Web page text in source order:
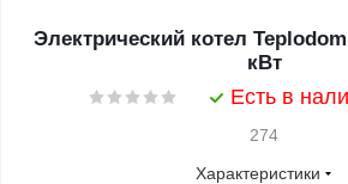
Электрический котел
кВт
Есть в
274
Характеристики